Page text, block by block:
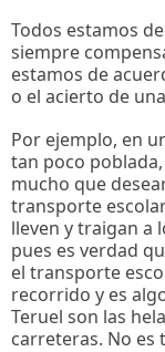
Todos estamos
siempre
estamos de
o el acierto de
Por ejemplo, en
tan poco
mucho que
transporte
lleven y traigan a
pues es verdad
el transporte
recorrido y es
Teruel son las
carreteras. No es